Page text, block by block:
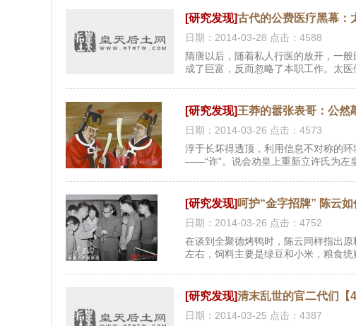
[研究发现]古代的公费医疗黑幕：
日期：2014-03-28 点击：4588
隋唐以后，随着私人行医的放开，一
成了巨富，反而忽略了本职工作。太
[研究发现]王莽的嚣张表哥：公然
日期：2014-03-26 点击：4573
淳于长坏得透顶，利用信息不对称的
——“诈”。说会劝皇上重新立许氏为左
[研究发现] 呵护“金字招牌” 陈云
日期：2014-03-26 点击：4752
在谈到全聚德烤鸭时，陈云同样指出原
左右，饲料主要是绿豆和小米，粮食
[研究发现]清末乱世的官二代们【4
日期：2014-03-25 点击：4387